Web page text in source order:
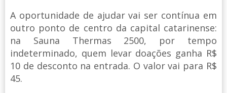
A oportunidade de ajudar vai ser contínua em
outro ponto de centro da capital catarinense:
na Sauna Thermas 2500, por tempo
indeterminado, quem levar doações ganha R$
10 de desconto na entrada. O valor vai para R$
45.